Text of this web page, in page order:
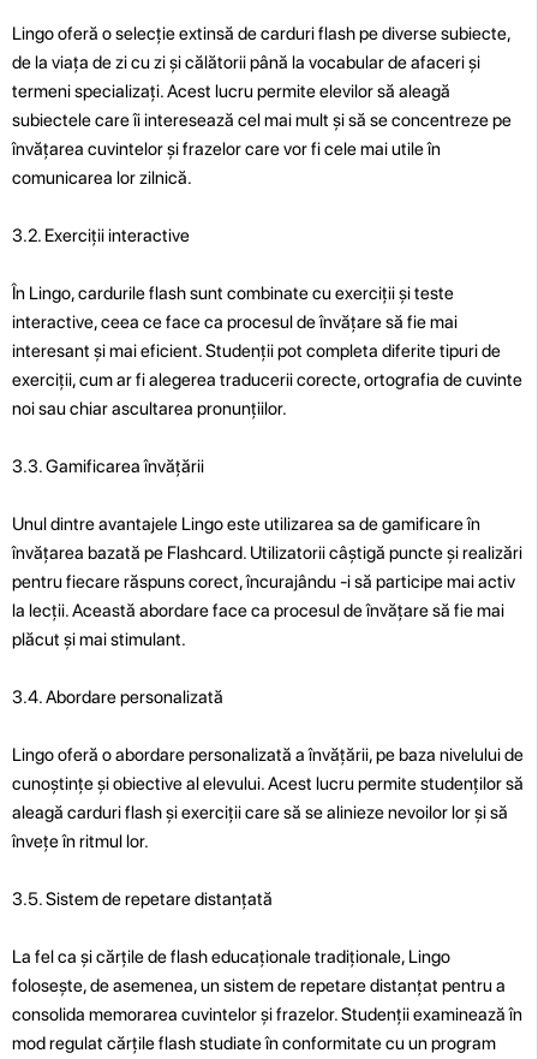
Lingo oferă o selecție extinsă de carduri flash pe diverse subiecte,
de la viața de zi cu zi și călătorii până la vocabular de afaceri și
termeni specializați. Acest lucru permite elevilor să aleagă
subiectele care îi interesează cel mai mult și să se concentreze pe
învățarea cuvintelor și frazelor care vor fi cele mai utile în
comunicarea lor zilnică.
3.2. Exerciții interactive
În Lingo, cardurile flash sunt combinate cu exerciții și teste
interactive, ceea ce face ca procesul de învățare să fie mai
interesant și mai eficient. Studenții pot completa diferite tipuri de
exerciții, cum ar fi alegerea traducerii corecte, ortografia de cuvinte
noi sau chiar ascultarea pronunțiilor.
3.3. Gamificarea învățării
Unul dintre avantajele Lingo este utilizarea sa de gamificare în
învățarea bazată pe Flashcard. Utilizatorii câștigă puncte și realizări
pentru fiecare răspuns corect, încurajându -i să participe mai activ
la lecții. Această abordare face ca procesul de învățare să fie mai
plăcut și mai stimulant.
3.4. Abordare personalizată
Lingo oferă o abordare personalizată a învățării, pe baza nivelului de
cunoștințe și obiective al elevului. Acest lucru permite studenților să
aleagă carduri flash și exerciții care să se alinieze nevoilor lor și să
învețe în ritmul lor.
3.5. Sistem de repetare distanțată
La fel ca și cărțile de flash educaționale tradiționale, Lingo
folosește, de asemenea, un sistem de repetare distanțat pentru a
consolida memorarea cuvintelor și frazelor. Studenții examinează în
mod regulat cărțile flash studiate în conformitate cu un program